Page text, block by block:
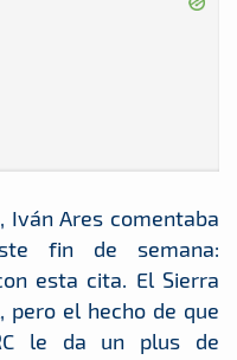
Ares comentaba
fin de semana:
esta cita. El Sierra
pero el hecho de que
le da un plus de